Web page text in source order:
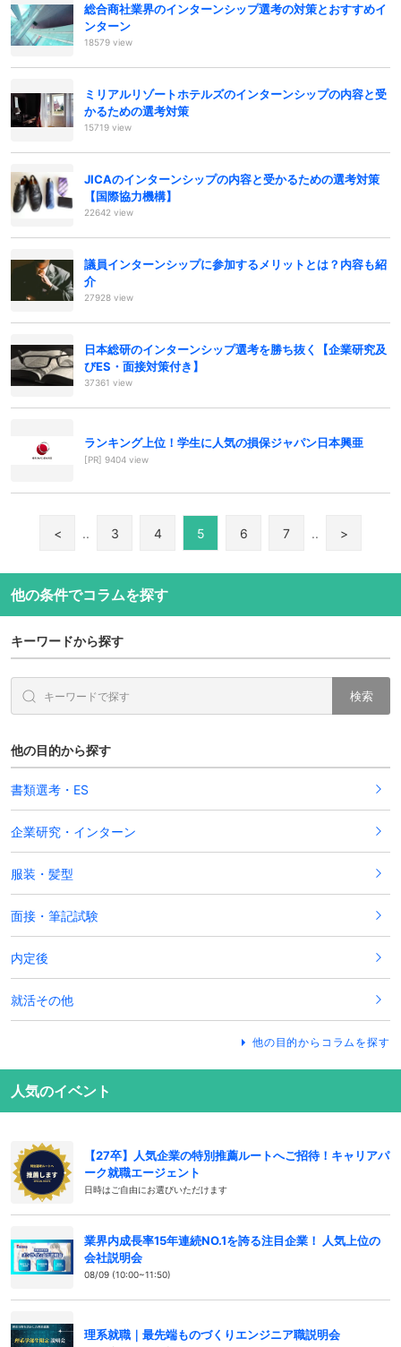
総合商社業界のインターンシップ選考の対策とおすすめイ
ンターン
18579 view
ミリアルリゾートホテルズのインターンシップの内容と受
かるための選考対策
15719 view
JICAのインターンシップの内容と受かるための選考対策
【国際協力機構】
22642 view
議員インターンシップに参加するメリットとは？内容も紹
介
27928 view
日本総研のインターンシップ選考を勝ち抜く【企業研究及
びES・面接対策付き】
37361 view
ランキング上位！学生に人気の損保ジャパン日本興亜
[PR] 9404 view
< .. 3 4 5 6 7 .. >
他の条件でコラムを探す
キーワードから探す
検索
他の目的から探す
書類選考・ES
企業研究・インターン
服装・髪型
面接・筆記試験
内定後
就活その他
他の目的からコラムを探す
人気のイベント
【27卒】人気企業の特別推薦ルートへご招待！キャリアパ
ーク就職エージェント
日時はご自由にお選びいただけます
業界内成長率15年連続NO.1を誇る注目企業！ 人気上位の
会社説明会
08/09 (10:00~11:50)
理系就職｜最先端ものづくりエンジニア職説明会